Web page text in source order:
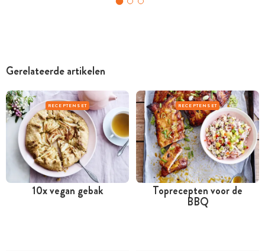
Gerelateerde artikelen
RECEPTENSET
10x vegan gebak
RECEPTENSET
Toprecepten voor de
BBQ